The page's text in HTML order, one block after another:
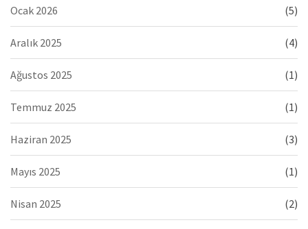
Ocak 2026 (5)
Aralık 2025 (4)
Ağustos 2025 (1)
Temmuz 2025 (1)
Haziran 2025 (3)
Mayıs 2025 (1)
Nisan 2025 (2)